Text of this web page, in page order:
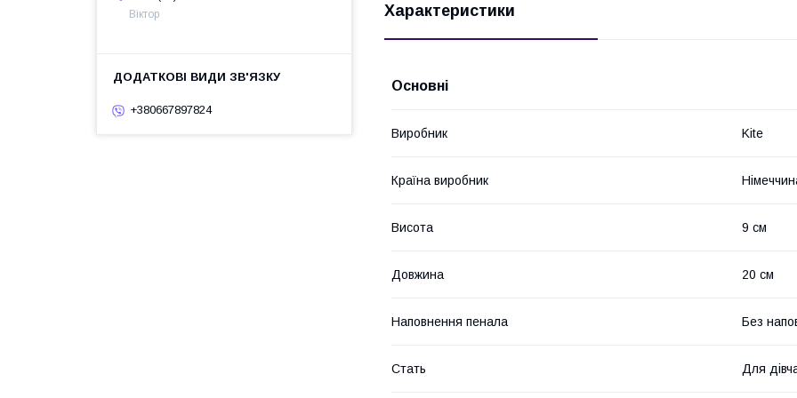
Характеристики
Основні
Виробник Kite
Країна виробник
Висота 9 см
Довжина 20 см
Наповнення пенала Без
Стать Для
Віктор
+380667897824